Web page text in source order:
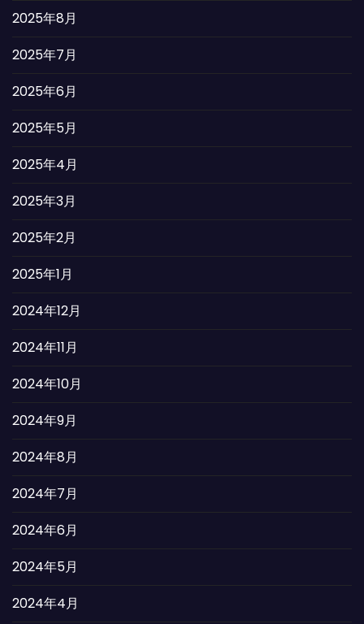
2025年8月
2025年7月
2025年6月
2025年5月
2025年4月
2025年3月
2025年2月
2025年1月
2024年12月
2024年11月
2024年10月
2024年9月
2024年8月
2024年7月
2024年6月
2024年5月
2024年4月